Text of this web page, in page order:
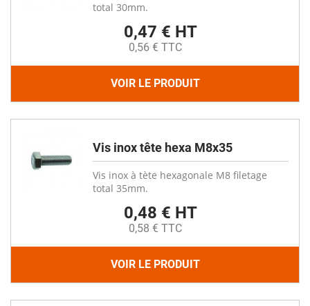
total 30mm.
0,47 € HT
0,56 € TTC
VOIR LE PRODUIT
Vis inox tête hexa M8x35
Vis inox à tète hexagonale M8 filetage
total 35mm.
0,48 € HT
0,58 € TTC
VOIR LE PRODUIT